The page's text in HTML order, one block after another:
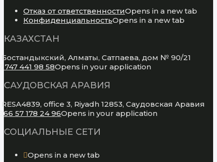
Отказ от ответственностиOpens in a new tab
КонфиденциальностьOpens in a new tab
КАЗАХСТАН
Бостандыкский, Алматы, Сатпаева, дом № 90/21
747 441 98 58Opens in your application
САУДОВСКАЯ АРАВИЯ
RESA4839, office 3, Riyadh 12853, Саудовская Аравия
57 178 24 96Opens in your application
СОЦИАЛЬНЫЕ СЕТИ
Opens in a new tab